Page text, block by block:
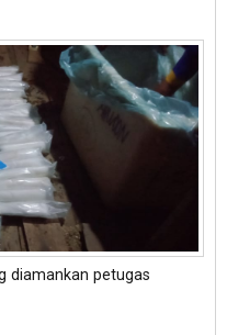
diamankan petugas